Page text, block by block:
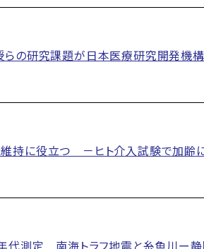
の研究課題が日本医療研究開発機
持に役立つ －ヒト介入試験で加齢
代測定 南海トラフ地震と糸魚川ー